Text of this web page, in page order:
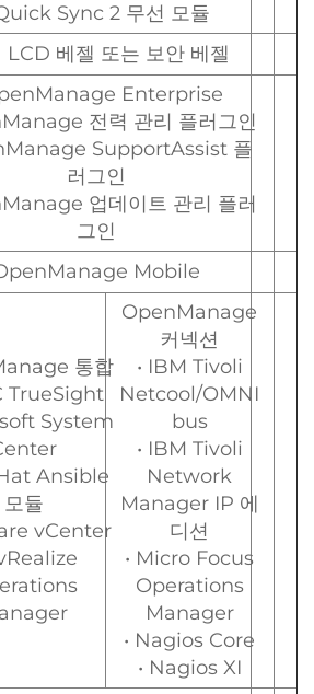
Sync 2 무선 모듈
LCD 베젤 또는 보안 베젤
Enterprise
전력 관리 플러그인
SupportAssist 플
러그인
업데이트 관리 플러
그인
Mobile
통합
TrueSight
System
Ansible
모듈
vCenter
OpenManage
커넥션
• IBM Tivoli
Netcool/OMNI
bus
• IBM Tivoli
Network
Manager IP 에
디션
• Micro Focus
Operations
Manager
• Nagios Core
• Nagios XI